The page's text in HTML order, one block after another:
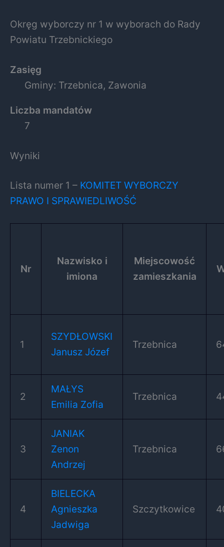
Okręg wyborczy nr 1 w wyborach do Rady
Powiatu Trzebnickiego
Zasięg
Gminy: Trzebnica, Zawonia
Liczba mandatów
7
Wyniki
Lista numer 1 – KOMITET WYBORCZY
PRAWO I SPRAWIEDLIWOŚĆ
Nr
Nazwisko i
imiona
Miejscowość
zamieszkania
1
SZYDŁOWSKI
Janusz Józef
Trzebnica
2
MAŁYS
Emilia Zofia
Trzebnica
3
JANIAK
Zenon
Andrzej
Trzebnica
4
BIELECKA
Agnieszka
Jadwiga
Szczytkowice